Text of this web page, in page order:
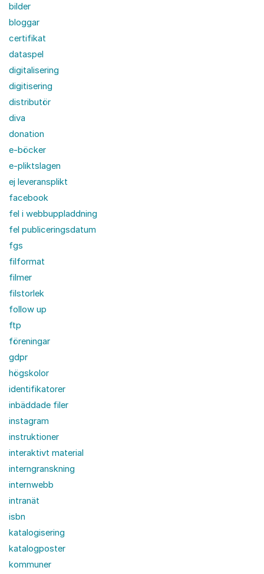
bilder
bloggar
certifikat
dataspel
digitalisering
digitisering
distributör
diva
donation
e-böcker
e-pliktslagen
ej leveransplikt
facebook
fel i webbuppladdning
fel publiceringsdatum
fgs
filformat
filmer
filstorlek
follow up
ftp
föreningar
gdpr
högskolor
identifikatorer
inbäddade filer
instagram
instruktioner
interaktivt material
interngranskning
internwebb
intranät
isbn
katalogisering
katalogposter
kommuner